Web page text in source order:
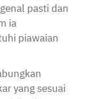
pasti dan
ia
piawaian
yang sesuai